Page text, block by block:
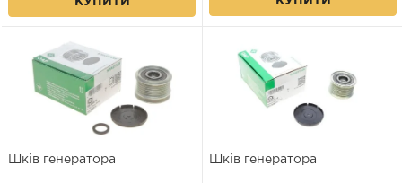
Шків генератора Шків генератора